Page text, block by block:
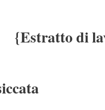
{Estratto di